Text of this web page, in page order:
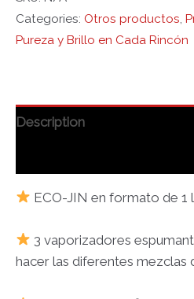
Categories: Otros productos
Pureza y Brillo en Cada Rincón
Description
ECO-JIN en formato de 1
3 vaporizadores
hacer las diferentes mezclas